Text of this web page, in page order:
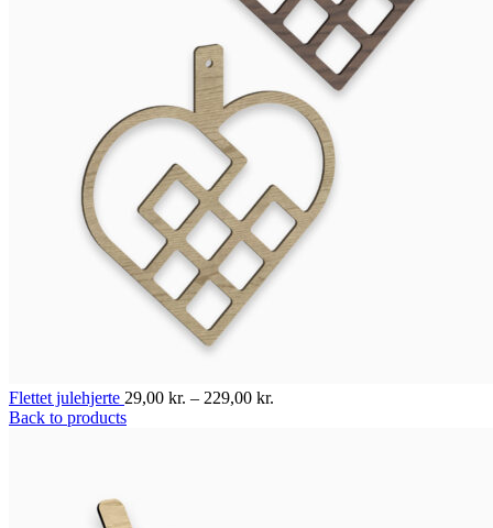
Flettet julehjerte 29,00 kr. – 229,00 kr.
Back to products